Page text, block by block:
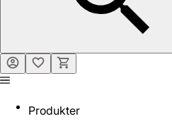
Produkter